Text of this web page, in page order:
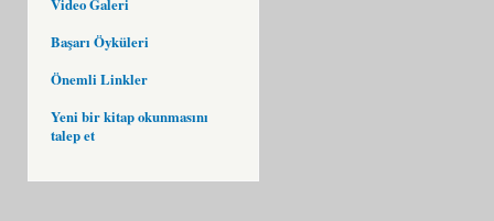
Video Galeri
Başarı Öyküleri
Önemli Linkler
Yeni bir kitap okunmasını
talep et